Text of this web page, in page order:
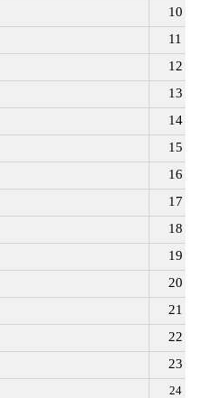
10
11
12
13
14
15
16
17
18
19
20
21
22
23
24